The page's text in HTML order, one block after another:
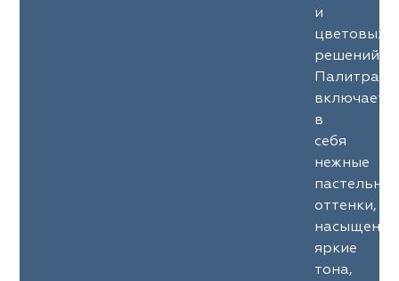
и
цветовых
решений.
Палитра
включает
в
себя
нежные
оттенки,
яркие
тона,